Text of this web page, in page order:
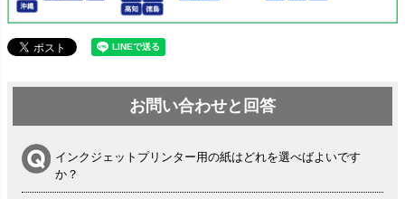
お問い合わせと回答
インクジェットプリンター用の紙はどれを選べばよいです
か？